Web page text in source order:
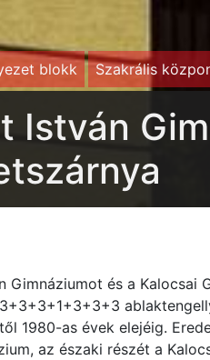
blokk Szakrális
István
Gimnáziumot és a
1980-as évek elejéig.
az északi részét a